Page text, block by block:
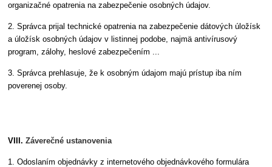
organizačné opatrenia na zabezpečenie osobných údajov.
2. Správca prijal technické opatrenia na zabezpečenie dátových úložísk
a úložísk osobných údajov v listinnej podobe, najmä antivírusový
program, zálohy, heslové zabezpečením ...
3. Správca prehlasuje, že k osobným údajom majú prístup iba ním
poverenej osoby.
VIII.Záverečné ustanovenia
1. Odoslaním objednávky z internetového objednávkového formulára